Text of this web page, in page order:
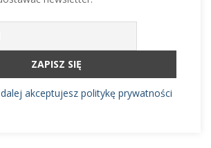
akceptujesz politykę prywatności